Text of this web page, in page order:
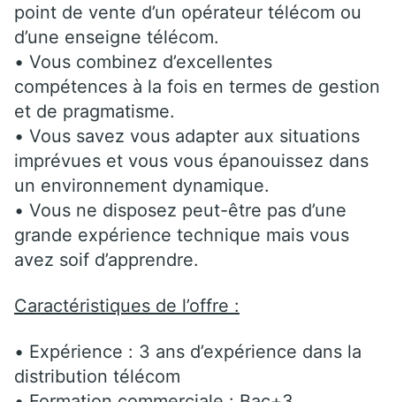
point de vente d’un opérateur télécom ou
d’une enseigne télécom.
• Vous combinez d’excellentes
compétences à la fois en termes de gestion
et de pragmatisme.
• Vous savez vous adapter aux situations
imprévues et vous vous épanouissez dans
un environnement dynamique.
• Vous ne disposez peut-être pas d’une
grande expérience technique mais vous
avez soif d’apprendre.
Caractéristiques de l’offre :
• Expérience : 3 ans d’expérience dans la
distribution télécom